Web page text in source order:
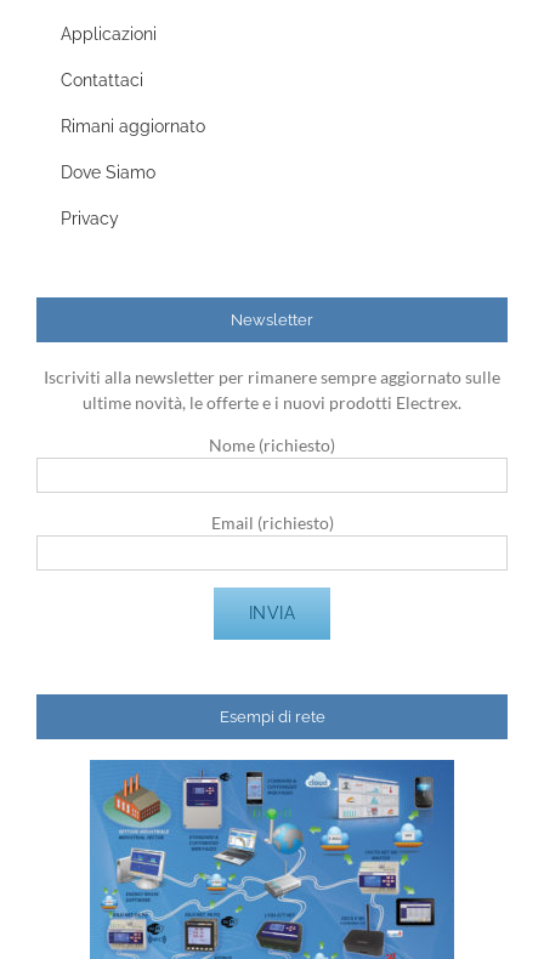
Applicazioni
Contattaci
Rimani aggiornato
Dove Siamo
Privacy
Newsletter
Iscriviti alla newsletter per rimanere sempre aggiornato sulle
ultime novità, le offerte e i nuovi prodotti Electrex.
Nome (richiesto)
Email (richiesto)
Esempi di rete